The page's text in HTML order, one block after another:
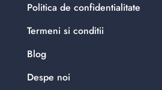
Politica de confidentialitate
Termeni si conditii
Blog
Despe noi